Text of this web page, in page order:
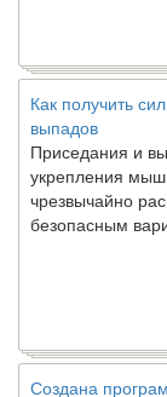
выпадов
Приседания и
укрепления
чрезвычайно
безопасным